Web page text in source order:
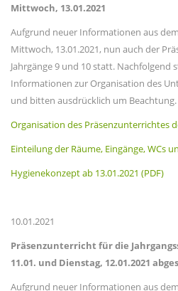
Mittwoch, 13.01.2021
Aufgrund neuer Informationen aus
Mittwoch, 13.01.2021, nun auch der
Jahrgänge 9 und 10 statt. Nachfolgend
Informationen zur Organisation des
und bitten ausdrücklich um Beachtung.
Organisation des Präsenzunterrichtes
Einteilung der Räume, Eingänge, WCs
Hygienekonzept ab 13.01.2021 (PDF)
10.01.2021
Präsenzunterricht für die
11.01. und Dienstag, 12.01.2021
Aufgrund neuer Informationen aus